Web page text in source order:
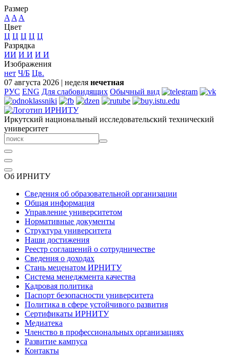
Размер
A A A
Цвет
Ц Ц Ц Ц Ц
Разрядка
ИИ И И И И
Изображения
нет Ч/Б Цв.
07 августа 2026 | неделя нечетная
РУС ENG Для слабовидящих Обычный вид
Иркутский национальный исследовательский технический
университет
Об ИРНИТУ
Сведения об образовательной организации
Общая информация
Управление университетом
Нормативные документы
Структура университета
Наши достижения
Реестр соглашений о сотрудничестве
Сведения о доходах
Стань меценатом ИРНИТУ
Система менеджмента качества
Кадровая политика
Паспорт безопасности университета
Политика в сфере устойчивого развития
Сертификаты ИРНИТУ
Медиатека
Членство в профессиональных организациях
Развитие кампуса
Контакты